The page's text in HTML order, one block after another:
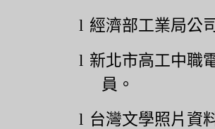
l 經濟部工業局公
l 新北市高工中職
員。
l 台灣文學照片資